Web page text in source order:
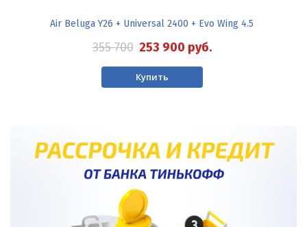
Air Beluga Y26 + Universal 2400 + Evo Wing 4.5
355 700 253 900 руб.
Купить